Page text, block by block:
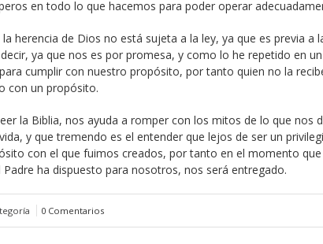
en todo lo que hacemos para poder operar
herencia de Dios no está sujeta a la ley, ya que es previa a
ya que nos es por promesa, y como lo he repetido en
cumplir con nuestro propósito, por tanto quien no la
con un propósito.
la Biblia, nos ayuda a romper con los mitos de lo que nos
y que tremendo es el entender que lejos de ser un
con el que fuimos creados, por tanto en el momento
ha dispuesto para nosotros, nos será entregado.
0 Comentarios